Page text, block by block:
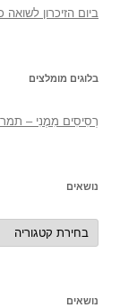
ביום הזיכרון לשואה
בלוגים מומלצים
רְסִיסִים מִמֶנִי –
נושאים
נושאים
נושאים